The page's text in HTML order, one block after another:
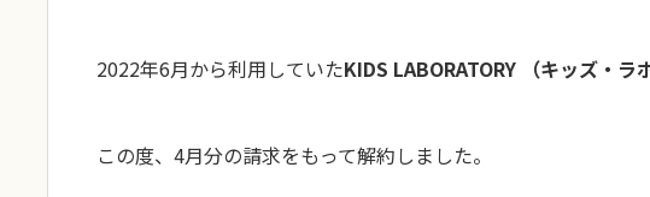
2022年6月から利用していたKIDS LABORATORY （キッズ・ラ
この度、4月分の請求をもって解約しました。